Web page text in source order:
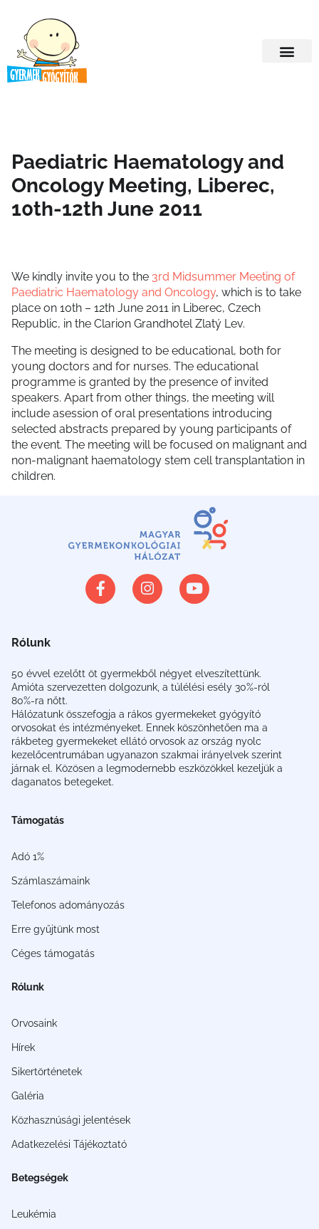
Paediatric Haematology and
Oncology Meeting, Liberec,
10th-12th June 2011
We kindly invite you to the 3rd Midsummer Meeting of
Paediatric Haematology and Oncology, which is to take
place on 10th – 12th June 2011 in Liberec, Czech
Republic, in the Clarion Grandhotel Zlatý Lev.
The meeting is designed to be educational, both for
young doctors and for nurses. The educational
programme is granted by the presence of invited
speakers. Apart from other things, the meeting will
include asession of oral presentations introducing
selected abstracts prepared by young participants of
the event. The meeting will be focused on malignant and
non-malignant haematology stem cell transplantation in
children.
Rólunk
50 évvel ezelőtt öt gyermekből négyet elveszítettünk.
Amióta szervezetten dolgozunk, a túlélési esély 30%-ról
80%-ra nőtt.
Hálózatunk összefogja a rákos gyermekeket gyógyító
orvosokat és intézményeket. Ennek köszönhetően ma a
rákbeteg gyermekeket ellátó orvosok az ország nyolc
kezelőcentrumában ugyanazon szakmai irányelvek szerint
járnak el. Közösen a legmodernebb eszközökkel kezeljük a
daganatos betegeket.
Támogatás
Adó 1%
Számlaszámaink
Telefonos adományozás
Erre gyűjtünk most
Céges támogatás
Rólunk
Orvosaink
Hírek
Sikertörténetek
Galéria
Közhasznúsági jelentések
Adatkezelési Tájékoztató
Betegségek
Leukémia